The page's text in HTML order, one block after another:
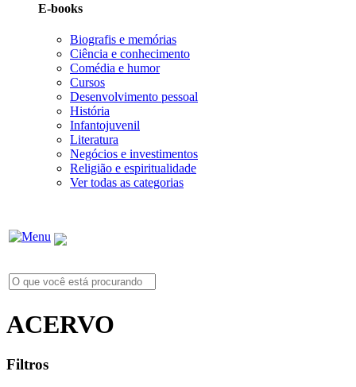
E-books
Biografis e memórias
Ciência e conhecimento
Comédia e humor
Cursos
Desenvolvimento pessoal
História
Infantojuvenil
Literatura
Negócios e investimentos
Religião e espiritualidade
Ver todas as categorias
ACERVO
Filtros